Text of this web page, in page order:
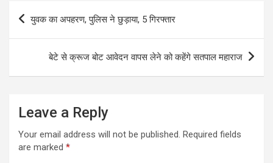
Post
navigation
युवक का अपहरण, पुलिस ने छुड़ाया, 5 गिरफ्तार
बेटे से क्रूज बोट आवेदन वापस लेने को कहेंगे सतपाल महाराज
Leave a Reply
Your email address will not be published. Required fields
are marked *